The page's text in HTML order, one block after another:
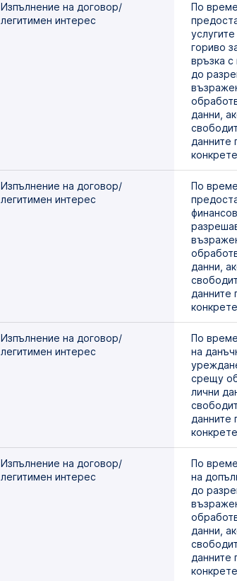
Изпълнение на договор/
легитимен интерес
По
гориво
връзка с
до
данни,
данните
Изпълнение на договор/
легитимен интерес
По
данни,
данните
Изпълнение на договор/
легитимен интерес
По
на
срещу
лични
данните
Изпълнение на договор/
легитимен интерес
По
на
до
данни,
данните